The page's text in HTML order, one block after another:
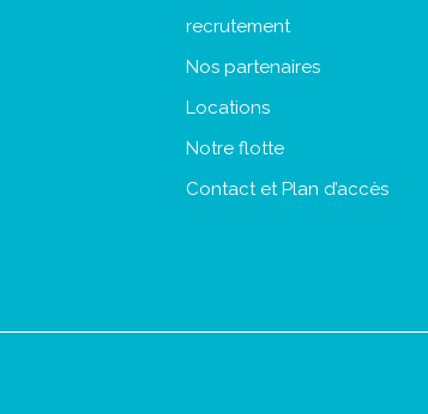
recrutement
Nos partenaires
Locations
Notre flotte
Contact et Plan d’accès